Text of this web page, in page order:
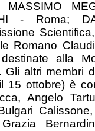
MASSIMO
- Roma;
Romano
alla
Gli altri membri
15 ottobre) è
Angelo